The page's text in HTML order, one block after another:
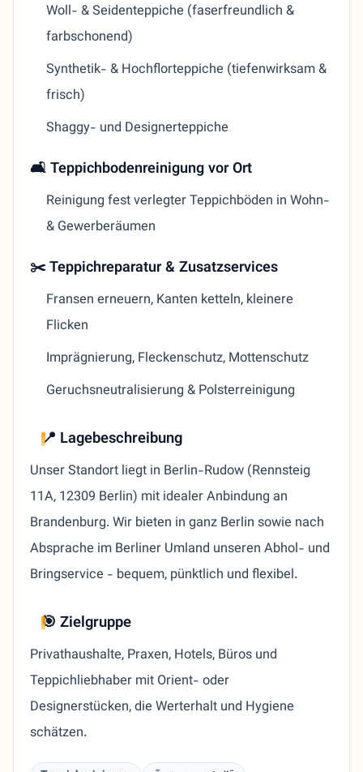
Woll- & Seidenteppiche (faserfreundlich &
farbschonend)
Synthetik- & Hochflorteppiche (tiefenwirksam &
frisch)
Shaggy- und Designerteppiche
🛋 Teppichbodenreinigung vor Ort
Reinigung fest verlegter Teppichböden in Wohn-
& Gewerberäumen
✂️ Teppichreparatur & Zusatzservices
Fransen erneuern, Kanten ketteln, kleinere
Flicken
Imprägnierung, Fleckenschutz, Mottenschutz
Geruchsneutralisierung & Polsterreinigung
📍 Lagebeschreibung
Unser Standort liegt in Berlin-Rudow (Rennsteig
11A, 12309 Berlin) mit idealer Anbindung an
Brandenburg. Wir bieten in ganz Berlin sowie nach
Absprache im Berliner Umland unseren Abhol- und
Bringservice - bequem, pünktlich und flexibel.
🎯 Zielgruppe
Privathaushalte, Praxen, Hotels, Büros und
Teppichliebhaber mit Orient- oder
Designerstücken, die Werterhalt und Hygiene
schätzen.